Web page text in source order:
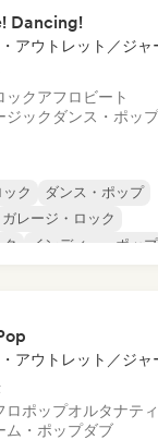
Dancing!
アウトレット／ジャ
ックアフロビート
ジック ダンス・ポップ
ク
ダンス・ポップ
ガレージ・ロック
インディー・ポップ
アウトレット／ジャ
ロポップオルタナテ
ム・ポップダブ